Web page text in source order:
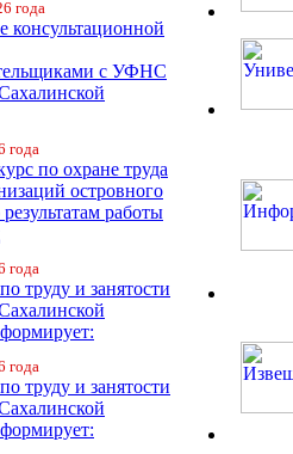
года
консультационной
с УФНС
года
по охране труда
островного
работы
года
труду и занятости
года
труду и занятости